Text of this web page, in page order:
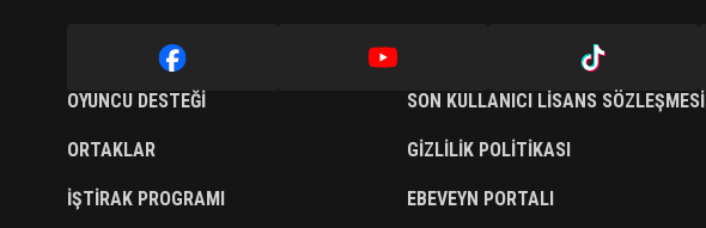
OYUNCU DESTEĞI
ORTAKLAR
İŞTIRAK PROGRAMI
SON KULLANICI LISANS SÖZLEŞMESI
GIZLILIK POLITIKASI
EBEVEYN PORTALI